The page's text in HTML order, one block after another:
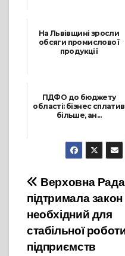
На Львівщині зросли
обсяги промислової
продукції
ПДФО до бюджету
області: бізнес сплатив
більше, ан...
5 Листопада, 2021
Навігація
записів
Верховна Рада
підтримала закон
необхідний для
стабільної
підприємств